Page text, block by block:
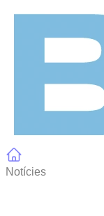
Notícies